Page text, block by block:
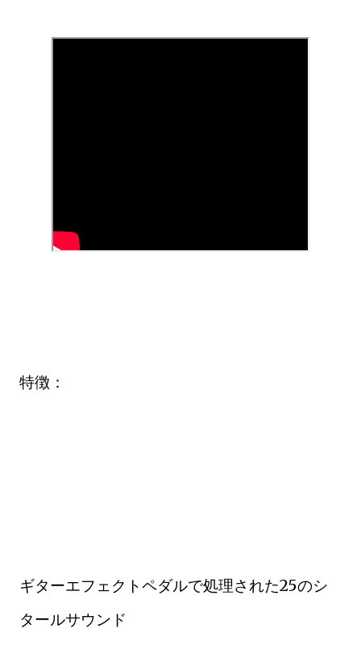
特徴：
ギターエフェクトペダルで処理された25のシ
タールサウンド